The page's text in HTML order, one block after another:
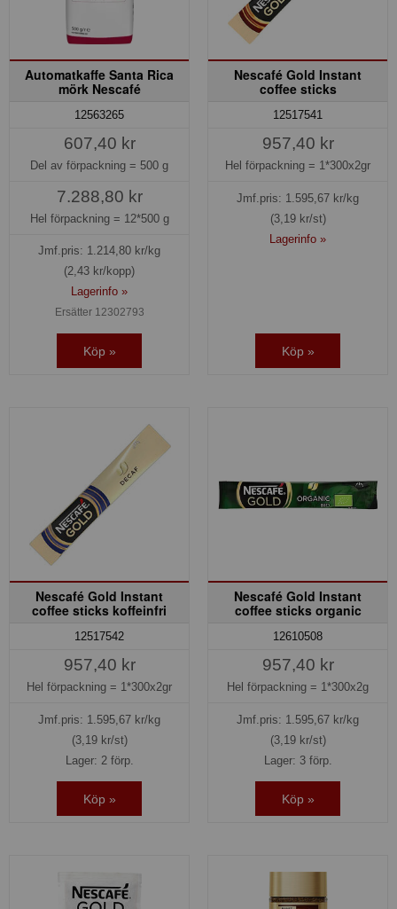
Automatkaffe Santa Rica
mörk Nescafé
12563265
607,40 kr
Del av förpackning = 500 g
7.288,80 kr
Hel förpackning = 12*500 g
Jmf.pris: 1.214,80 kr/kg
(2,43 kr/kopp)
Lagerinfo »
Ersätter 12302793
Köp »
Nescafé Gold Instant
coffee sticks
12517541
957,40 kr
Hel förpackning = 1*300x2gr
Jmf.pris: 1.595,67 kr/kg
(3,19 kr/st)
Lagerinfo »
Köp »
Nescafé Gold Instant
coffee sticks koffeinfri
12517542
957,40 kr
Hel förpackning = 1*300x2gr
Jmf.pris: 1.595,67 kr/kg
(3,19 kr/st)
Lager: 2 förp.
Köp »
Nescafé Gold Instant
coffee sticks organic
12610508
957,40 kr
Hel förpackning = 1*300x2g
Jmf.pris: 1.595,67 kr/kg
(3,19 kr/st)
Lager: 3 förp.
Köp »